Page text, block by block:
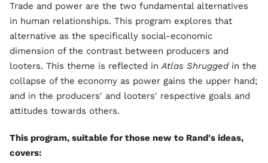
Trade and power are the two fundamental alternatives
in human relationships. This program explores that
alternative as the specifically social-economic
dimension of the contrast between producers and
looters. This theme is reflected inAtlas Shrugged in the
collapse of the economy as power gains the upper hand;
and in the producers' and looters' respective goals and
attitudes towards others.
This program, suitable for those new to Rand's ideas,
covers: